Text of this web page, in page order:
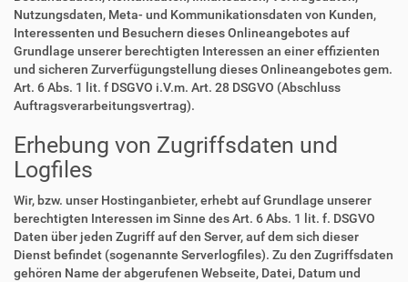
Nutzungsdaten, Meta- und Kommunikationsdaten von Kunden,
Interessenten und Besuchern dieses Onlineangebotes auf
Grundlage unserer berechtigten Interessen an einer effizienten
und sicheren Zurverfügungstellung dieses Onlineangebotes gem.
Art. 6 Abs. 1 lit. f DSGVO i.V.m. Art. 28 DSGVO (Abschluss
Auftragsverarbeitungsvertrag).
Erhebung von Zugriffsdaten und
Logfiles
Wir, bzw. unser Hostinganbieter, erhebt auf Grundlage unserer
berechtigten Interessen im Sinne des Art. 6 Abs. 1 lit. f. DSGVO
Daten über jeden Zugriff auf den Server, auf dem sich dieser
Dienst befindet (sogenannte Serverlogfiles). Zu den Zugriffsdaten
gehören Name der abgerufenen Webseite, Datei, Datum und